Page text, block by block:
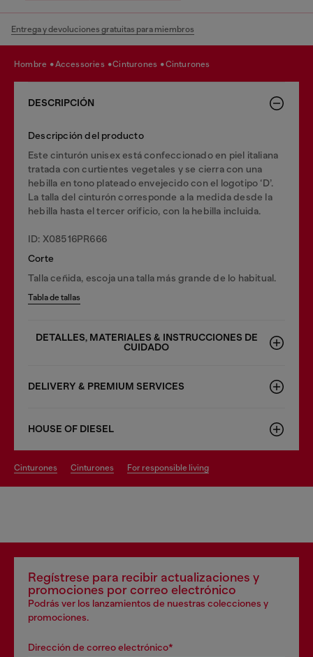
Entrega y devoluciones gratuitas para miembros
hombre accessories cinturones cinturones
DESCRIPCIÓN
Descripción del producto
Este cinturón unisex está confeccionado en piel italiana
tratada con curtientes vegetales y se cierra con una
hebilla en tono plateado envejecido con el logotipo ‘D’.
La talla del cinturón corresponde a la medida desde la
hebilla hasta el tercer orificio, con la hebilla incluida.
ID: X08516PR666
Corte
Talla ceñida, escoja una talla más grande de lo habitual.
Tabla de tallas
DETALLES, MATERIALES & INSTRUCCIONES DE
CUIDADO
DELIVERY & PREMIUM SERVICES
HOUSE OF DIESEL
cinturones cinturones for responsible living
Regístrese para recibir actualizaciones y
promociones por correo electrónico
Podrás ver los lanzamientos de nuestras colecciones y
promociones.
Dirección de correo electrónico*